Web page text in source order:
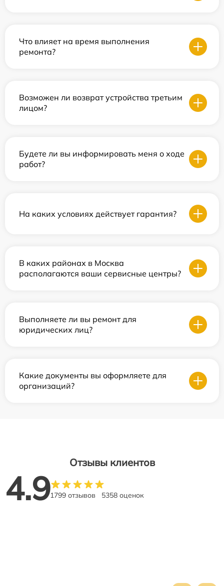
Что влияет на время выполнения
ремонта?
Возможен ли возврат устройства третьим
лицом?
Будете ли вы информировать меня о ходе
работ?
На каких условиях действует гарантия?
В каких районах в Москва
располагаются ваши сервисные центры?
Выполняете ли вы ремонт для
юридических лиц?
Какие документы вы оформляете для
организаций?
Отзывы клиентов
4.91799 отзывов 5358 оценок